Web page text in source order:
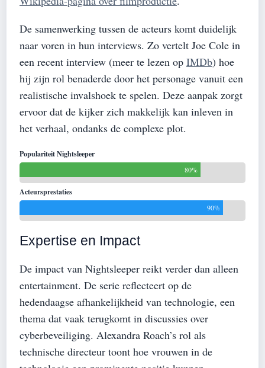
De samenwerking tussen de acteurs komt duidelijk
naar voren in hun interviews. Zo vertelt Joe Cole in
een recent interview (meer te lezen op IMDb) hoe
hij zijn rol benaderde door het personage vanuit een
realistische invalshoek te spelen. Deze aanpak zorgt
ervoor dat de kijker zich makkelijk kan inleven in
het verhaal, ondanks de complexe plot.
Populariteit Nightsleeper
80%
Acteursprestaties
90%
Expertise en Impact
De impact van Nightsleeper reikt verder dan alleen
entertainment. De serie reflecteert op de
hedendaagse afhankelijkheid van technologie, een
thema dat vaak terugkomt in discussies over
cyberbeveiliging. Alexandra Roach’s rol als
technische directeur toont hoe vrouwen in de